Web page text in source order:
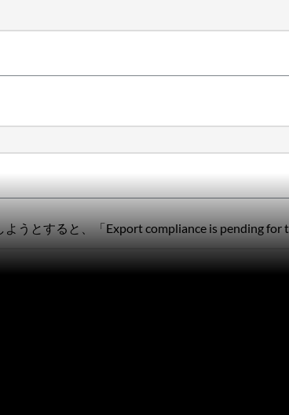
うとすると、「Export compliance is pending for